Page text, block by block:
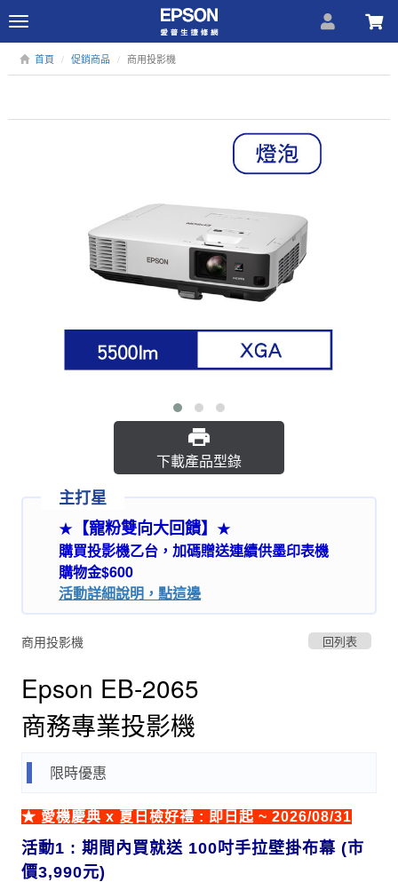
Toggle
navigation
首頁 促銷商品 商用投影機
下載產品型錄
主打星
★ 【寵粉雙向大回饋】 ★
購買投影機乙台，加碼贈送連續供墨印表機
購物金$600
活動詳細說明，點這邊
商用投影機 回列表
Epson EB-2065
商務專業投影機
限時優惠
★ 愛機慶典 x 夏日檢好禮 : 即日起 ~ 2026/08/31
活動1 : 期間內買就送 100吋手拉壁掛布幕 (市
價3,990元)